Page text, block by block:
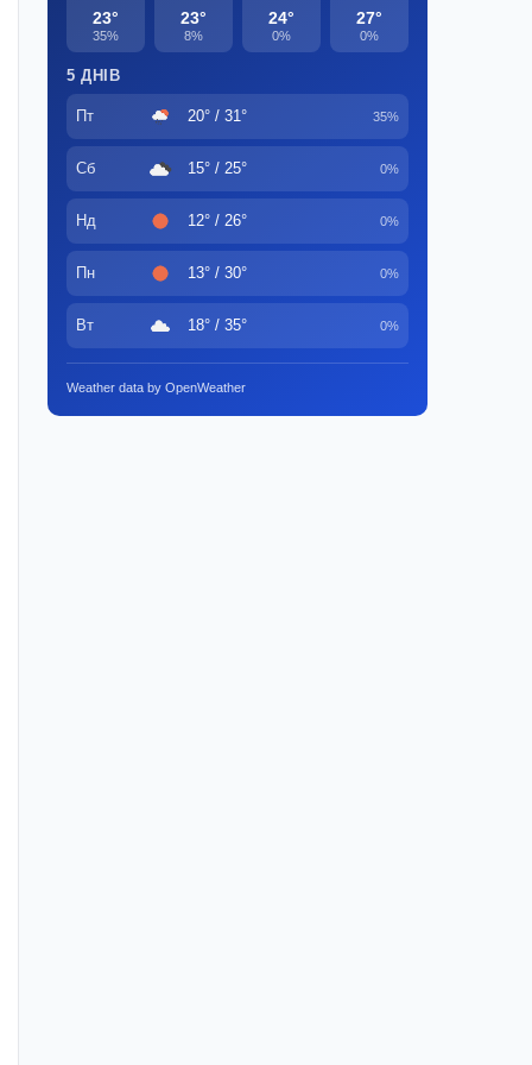
23°
35%
23°
8%
24°
0%
27°
0%
5 ДНІВ
Пт 20° / 31° 35%
Сб 15° / 25° 0%
Нд 12° / 26° 0%
Пн 13° / 30° 0%
Вт 18° / 35° 0%
Weather data by OpenWeather